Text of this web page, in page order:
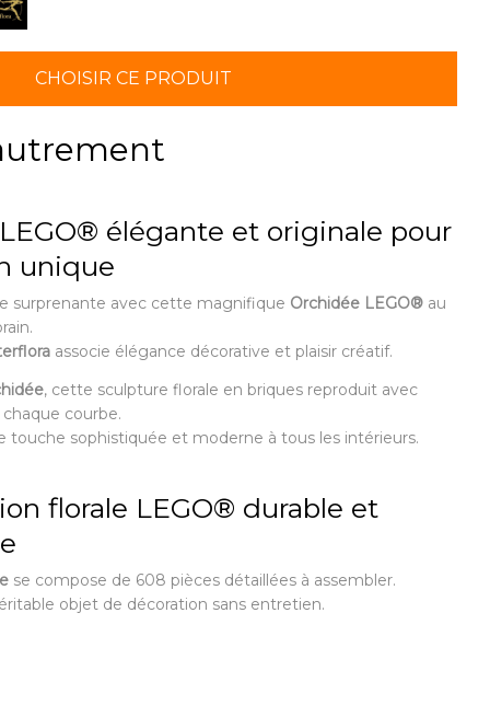
CHOISIR CE PRODUIT
élégante et originale pour
unique
surprenante avec cette magnifique Orchidée LEGO® au
associe élégance décorative et plaisir créatif.
, cette sculpture florale en briques reproduit avec
courbe.
touche sophistiquée et moderne à tous les intérieurs.
florale LEGO® durable et
se compose de 608 pièces détaillées à assembler.
objet de décoration sans entretien.